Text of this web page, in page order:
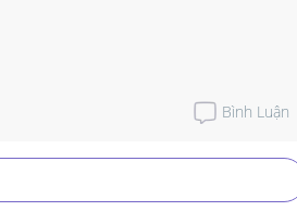
Bình Luận